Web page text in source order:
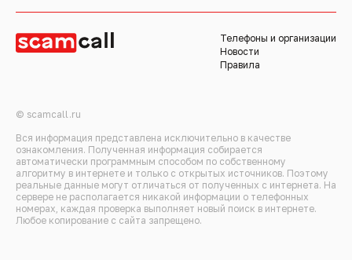
Телефоны и организации
Новости
Правила
© scamcall.ru
Вся информация представлена исключительно в качестве
ознакомления. Полученная информация собирается
автоматически программным способом по собственному
алгоритму в интернете и только с открытых источников. Поэтому
реальные данные могут отличаться от полученных с интернета. На
сервере не располагается никакой информации о телефонных
номерах, каждая проверка выполняет новый поиск в интернете.
Любое копирование с сайта запрещено.